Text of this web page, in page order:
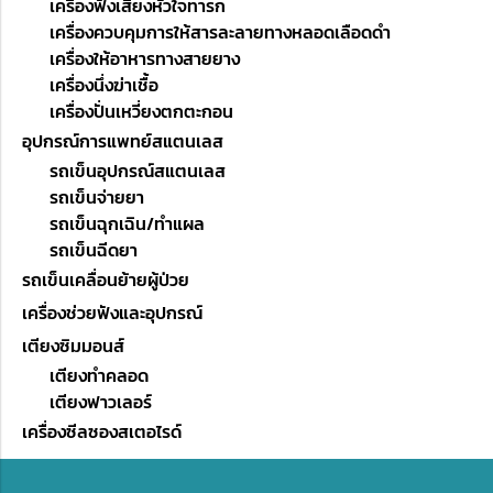
เครื่องฟังเสียงหัวใจทารก
เครื่องควบคุมการให้สารละลายทางหลอดเลือดดำ
เครื่องให้อาหารทางสายยาง
เครื่องนึ่งฆ่าเชื้อ
เครื่องปั่นเหวี่ยงตกตะกอน
อุปกรณ์การแพทย์สแตนเลส
รถเข็นอุปกรณ์สแตนเลส
รถเข็นจ่ายยา
รถเข็นฉุกเฉิน/ทำแผล
รถเข็นฉีดยา
รถเข็นเคลื่อนย้ายผู้ป่วย
เครื่องช่วยฟังและอุปกรณ์
เตียงซิมมอนส์
เตียงทำคลอด
เตียงฟาวเลอร์
เครื่องซีลซองสเตอไรด์